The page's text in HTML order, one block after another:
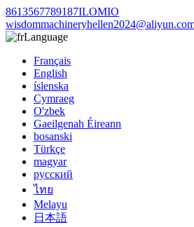
8613567789187ILOMIO
Language
Français
English
íslenska
Cymraeg
O'zbek
Gaeilgenah Éireann
bosanski
Türkçe
magyar
русский
ไทย
Melayu
日本語